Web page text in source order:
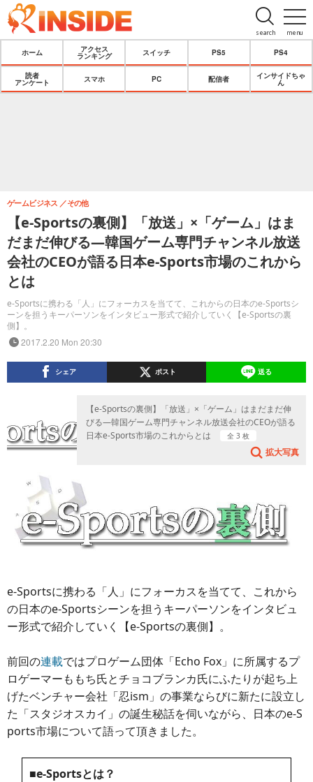
menu
search
ホーム
アクセス
ランキング
スイッチ PS5 PS4
読者
アンケート
スマホ PC 配信者
インサイドちゃ
ん
【e-Sportsの裏側】「放送」×「ゲーム」はま
だまだ伸びる―韓国ゲーム専門チャンネル放送
会社のCEOが語る日本e-Sports市場のこれから
とは
e-Sportsに携わる「人」にフォーカスを当てて、これからの日本のe-Sportsシ
ーンを担うキーパーソンをインタビュー形式で紹介していく【e-Sportsの裏
側】。
ゲームビジネス その他
2017.2.20 Mon 20:30
シェア ポスト 送る
【e-Sportsの裏側】「放送」×「ゲーム」はまだまだ伸
びる―韓国ゲーム専門チャンネル放送会社のCEOが語る
日本e-Sports市場のこれからとは
全 3 枚
拡大写真
e-Sportsに携わる「人」にフォーカスを当てて、これから
の日本のe-Sportsシーンを担うキーパーソンをインタビュ
ー形式で紹介していく【e-Sportsの裏側】。
前回の連載ではプロゲーム団体「Echo Fox」に所属するプ
ロゲーマーももち氏とチョコブランカ氏にふたりが起ち上
げたベンチャー会社「忍ism」の事業ならびに新たに設立し
た「スタジオスカイ」の誕生秘話を伺いながら、日本のe-S
ports市場について語って頂きました。
■e-Sportsとは？